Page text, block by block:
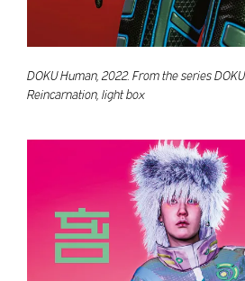
DOKU Human, 2022. From the series
Reincarnation, light box